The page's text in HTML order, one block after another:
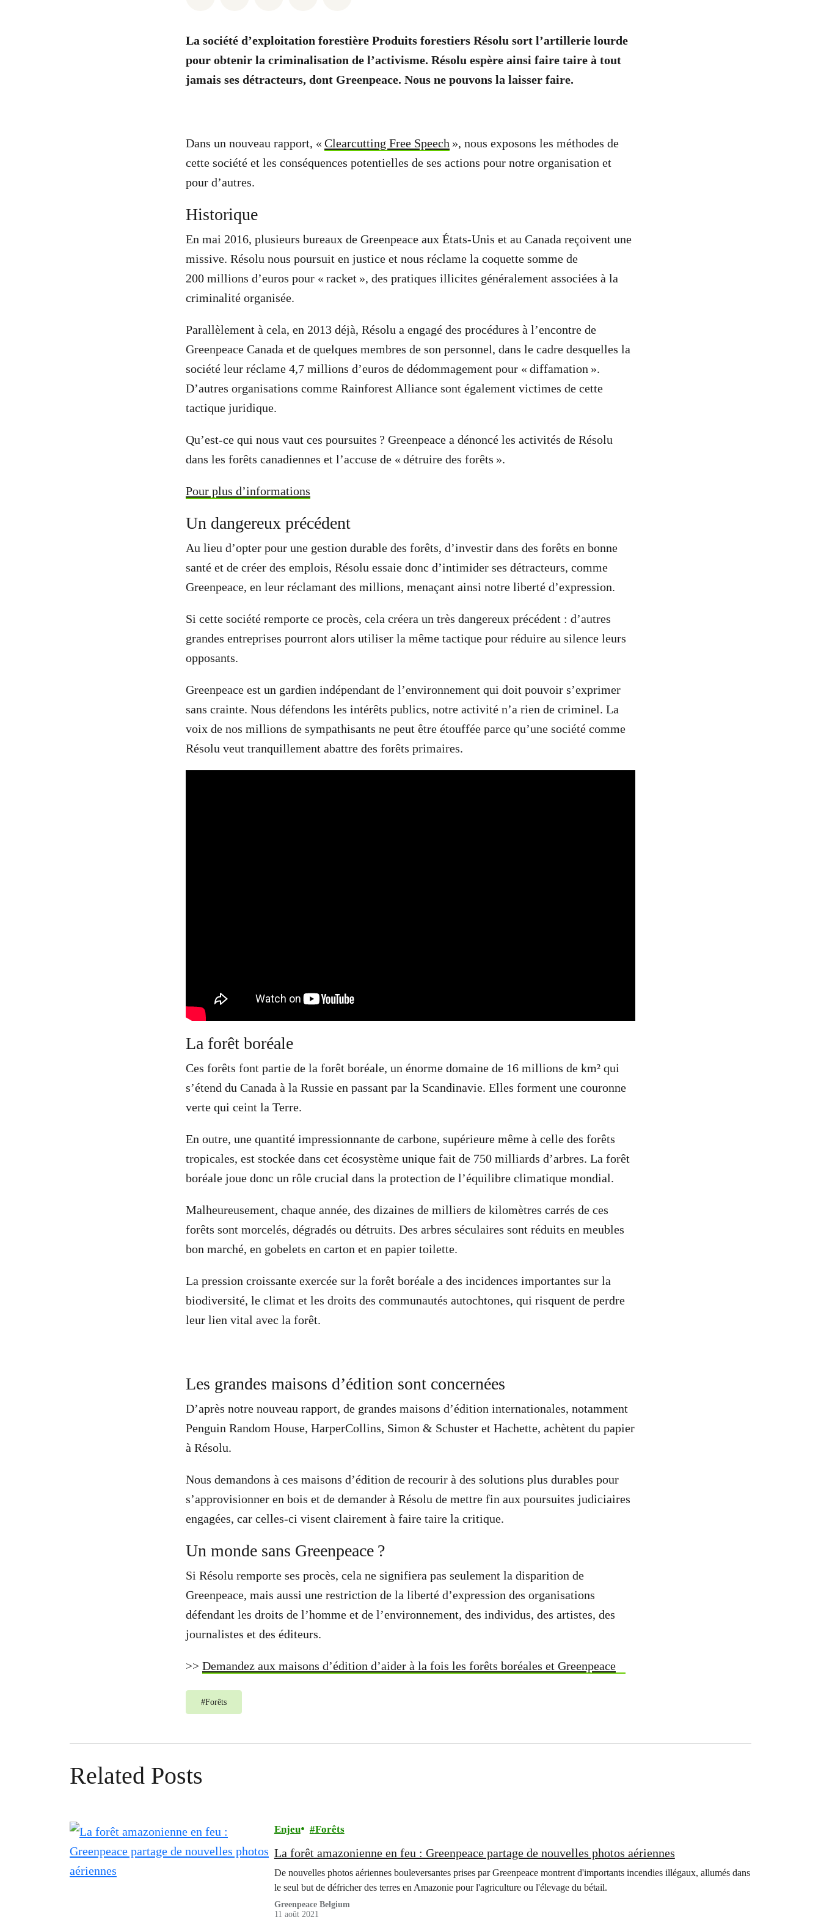
La société d’exploitation forestière Produits forestiers Résolu sort l’artillerie lourde
pour obtenir la criminalisation de l’activisme. Résolu espère ainsi faire taire à tout
jamais ses détracteurs, dont Greenpeace. Nous ne pouvons la laisser faire.
Dans un nouveau rapport, « Clearcutting Free Speech », nous exposons les méthodes de
cette société et les conséquences potentielles de ses actions pour notre organisation et
pour d’autres.
Historique
En mai 2016, plusieurs bureaux de Greenpeace aux États-Unis et au Canada reçoivent une
missive. Résolu nous poursuit en justice et nous réclame la coquette somme de
200 millions d’euros pour « racket », des pratiques illicites généralement associées à la
criminalité organisée.
Parallèlement à cela, en 2013 déjà, Résolu a engagé des procédures à l’encontre de
Greenpeace Canada et de quelques membres de son personnel, dans le cadre desquelles la
société leur réclame 4,7 millions d’euros de dédommagement pour « diffamation ».
D’autres organisations comme Rainforest Alliance sont également victimes de cette
tactique juridique.
Qu’est-ce qui nous vaut ces poursuites ? Greenpeace a dénoncé les activités de Résolu
dans les forêts canadiennes et l’accuse de « détruire des forêts ».
Pour plus d’informations
Un dangereux précédent
Au lieu d’opter pour une gestion durable des forêts, d’investir dans des forêts en bonne
santé et de créer des emplois, Résolu essaie donc d’intimider ses détracteurs, comme
Greenpeace, en leur réclamant des millions, menaçant ainsi notre liberté d’expression.
Si cette société remporte ce procès, cela créera un très dangereux précédent : d’autres
grandes entreprises pourront alors utiliser la même tactique pour réduire au silence leurs
opposants.
Greenpeace est un gardien indépendant de l’environnement qui doit pouvoir s’exprimer
sans crainte. Nous défendons les intérêts publics, notre activité n’a rien de criminel. La
voix de nos millions de sympathisants ne peut être étouffée parce qu’une société comme
Résolu veut tranquillement abattre des forêts primaires.
La forêt boréale
Ces forêts font partie de la forêt boréale, un énorme domaine de 16 millions de km² qui
s’étend du Canada à la Russie en passant par la Scandinavie. Elles forment une couronne
verte qui ceint la Terre.
En outre, une quantité impressionnante de carbone, supérieure même à celle des forêts
tropicales, est stockée dans cet écosystème unique fait de 750 milliards d’arbres. La forêt
boréale joue donc un rôle crucial dans la protection de l’équilibre climatique mondial.
Malheureusement, chaque année, des dizaines de milliers de kilomètres carrés de ces
forêts sont morcelés, dégradés ou détruits. Des arbres séculaires sont réduits en meubles
bon marché, en gobelets en carton et en papier toilette.
La pression croissante exercée sur la forêt boréale a des incidences importantes sur la
biodiversité, le climat et les droits des communautés autochtones, qui risquent de perdre
leur lien vital avec la forêt.
Les grandes maisons d’édition sont concernées
D’après notre nouveau rapport, de grandes maisons d’édition internationales, notamment
Penguin Random House, HarperCollins, Simon & Schuster et Hachette, achètent du papier
à Résolu.
Nous demandons à ces maisons d’édition de recourir à des solutions plus durables pour
s’approvisionner en bois et de demander à Résolu de mettre fin aux poursuites judiciaires
engagées, car celles-ci visent clairement à faire taire la critique.
Un monde sans Greenpeace ?
Si Résolu remporte ses procès, cela ne signifiera pas seulement la disparition de
Greenpeace, mais aussi une restriction de la liberté d’expression des organisations
défendant les droits de l’homme et de l’environnement, des individus, des artistes, des
journalistes et des éditeurs.
>> Demandez aux maisons d’édition d’aider à la fois les forêts boréales et Greenpeace
#Forêts
Related Posts
Enjeu Forêts
La forêt amazonienne en feu : Greenpeace partage de nouvelles photos aériennes
De nouvelles photos aériennes bouleversantes prises par Greenpeace montrent d'importants incendies illégaux, allumés dans
le seul but de défricher des terres en Amazonie pour l'agriculture ou l'élevage du bétail.
Greenpeace Belgium
11 août 2021